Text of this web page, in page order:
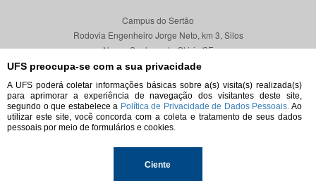
UFS preocupa-se com a sua privacidade
A UFS poderá coletar informações básicas sobre a(s) visita(s) realizada(s)
para aprimorar a experiência de navegação dos visitantes deste site,
segundo o que estabelece a Política de Privacidade de Dados Pessoais. Ao
utilizar este site, você concorda com a coleta e tratamento de seus dados
pessoais por meio de formulários e cookies.
Ciente
Campus do Sertão
Rodovia Engenheiro Jorge Neto, km 3, Silos
Nossa Senhora da Glória/SE
CEP 49680-000
Localização
© 2026. Todos os direitos reservados.